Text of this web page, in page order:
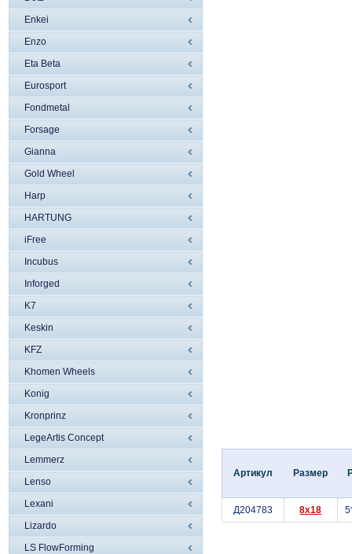
Enkei
Enzo
Eta Beta
Eurosport
Fondmetal
Forsage
Gianna
Gold Wheel
Harp
HARTUNG
iFree
Incubus
Inforged
K7
Keskin
KFZ
Khomen Wheels
Konig
Kronprinz
LegeArtis Concept
Lemmerz
Lenso
Lexani
Lizardo
LS FlowForming
Артикул Размер
Д204783 8x18